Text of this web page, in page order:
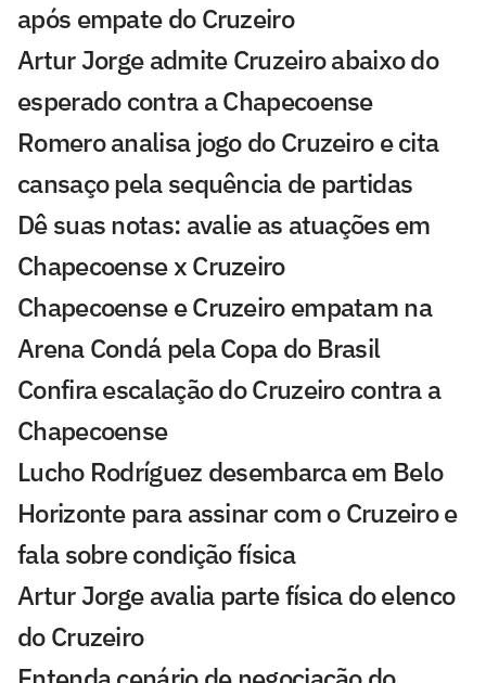
após empate do Cruzeiro
Artur Jorge admite Cruzeiro abaixo do
esperado contra a Chapecoense
Romero analisa jogo do Cruzeiro e cita
cansaço pela sequência de partidas
Dê suas notas: avalie as atuações em
Chapecoense x Cruzeiro
Chapecoense e Cruzeiro empatam na
Arena Condá pela Copa do Brasil
Confira escalação do Cruzeiro contra a
Chapecoense
Lucho Rodríguez desembarca em Belo
Horizonte para assinar com o Cruzeiro e
fala sobre condição física
Artur Jorge avalia parte física do elenco
do Cruzeiro